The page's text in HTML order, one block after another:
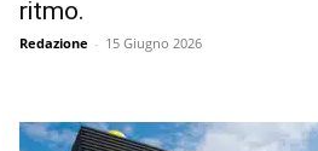
ritmo.
Redazione - 15 Giugno 2026